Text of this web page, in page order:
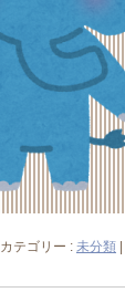
カテゴリー : 未分類